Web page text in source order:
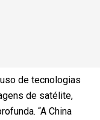
de tecnologias
de satélite,
“A China